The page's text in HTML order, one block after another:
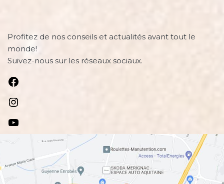
Profitez de nos conseils et actualités avant tout le
monde!
Suivez-nous sur les réseaux sociaux.